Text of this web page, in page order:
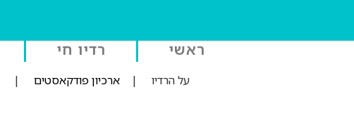
ראשי רדיו חי
על הרדיו | ארכיון פודקאסטים |